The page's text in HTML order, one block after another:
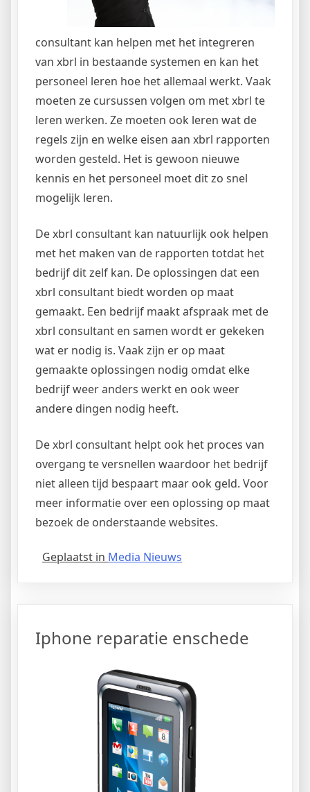
consultant kan helpen met het integreren
van xbrl in bestaande systemen en kan het
personeel leren hoe het allemaal werkt. Vaak
moeten ze cursussen volgen om met xbrl te
leren werken. Ze moeten ook leren wat de
regels zijn en welke eisen aan xbrl rapporten
worden gesteld. Het is gewoon nieuwe
kennis en het personeel moet dit zo snel
mogelijk leren.
De xbrl consultant kan natuurlijk ook helpen
met het maken van de rapporten totdat het
bedrijf dit zelf kan. De oplossingen dat een
xbrl consultant biedt worden op maat
gemaakt. Een bedrijf maakt afspraak met de
xbrl consultant en samen wordt er gekeken
wat er nodig is. Vaak zijn er op maat
gemaakte oplossingen nodig omdat elke
bedrijf weer anders werkt en ook weer
andere dingen nodig heeft.
De xbrl consultant helpt ook het proces van
overgang te versnellen waardoor het bedrijf
niet alleen tijd bespaart maar ook geld. Voor
meer informatie over een oplossing op maat
bezoek de onderstaande websites.
Geplaatst in Media Nieuws
Iphone reparatie enschede